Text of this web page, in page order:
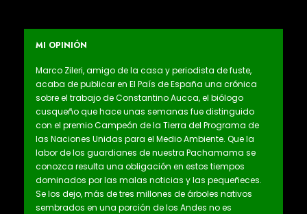
MI OPINIÓN
Marco Zileri, amigo de la casa y periodista de fuste,
acaba de publicar en El País de España una crónica
sobre el trabajo de Constantino Aucca, el biólogo
cusqueño que hace unas semanas fue distinguido
con el premio Campeón de la Tierra del Programa de
las Naciones Unidas para el Medio Ambiente. Que la
labor de los guardianes de nuestra Pachamama se
conozca resulta una obligación en estos tiempos
dominados por las malas noticias y las pequeñeces.
Se los dejo, más de tres millones de árboles nativos
sembrados en una porción de los Andes no es